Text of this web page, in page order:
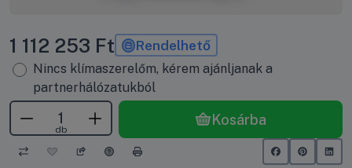
1 112 253 Ft Rendelhető
Nincs klímaszerelőm, kérem ajánljanak a
partnerhálózatukból
db
Kosárba